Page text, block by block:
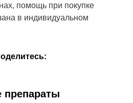
помощь при покупке
в индивидуальном
препараты